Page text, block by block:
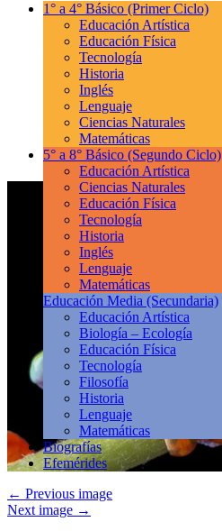
1° a 4° Básico (Primer Ciclo)
Educación Artística
Educación Física
Tecnología
Historia
Inglés
Lenguaje
Ciencias Naturales
Matemáticas
5° a 8° Básico (Segundo Ciclo)
Educación Artística
Ciencias Naturales
Educación Física
Tecnología
Historia
Inglés
Lenguaje
Matemáticas
Educación Media (Secundaria)
Educación Artística
Biología – Ecología
Educación Física
Tecnología
Filosofía
Historia
Lenguaje
Matemáticas
Biografías
Efemérides
← Previous image
Next image →